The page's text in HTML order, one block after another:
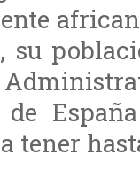
su
tener